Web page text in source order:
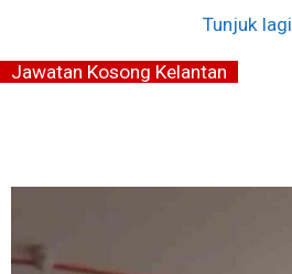
Tunjuk lagi
Jawatan Kosong Kelantan